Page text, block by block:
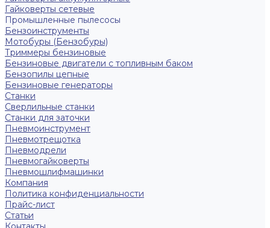
Гайковерты сетевые
Промышленные пылесосы
Бензоинструменты
Мотобуры (Бензобуры)
Триммеры бензиновые
Бензиновые двигатели с топливным баком
Бензопилы цепные
Бензиновые генераторы
Станки
Сверлильные станки
Станки для заточки
Пневмоинструмент
Пневмотрещотка
Пневмодрели
Пневмогайковерты
Пневмошлифмашинки
Компания
Политика конфиденциальности
Прайс-лист
Статьи